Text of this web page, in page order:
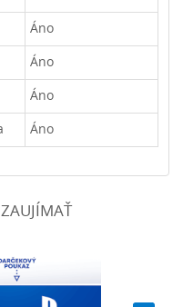
Áno
Áno
Áno
Áno